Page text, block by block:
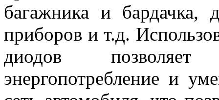
багажника и бардачка,
приборов и т.д.
диодов позволяет
энергопотребление и